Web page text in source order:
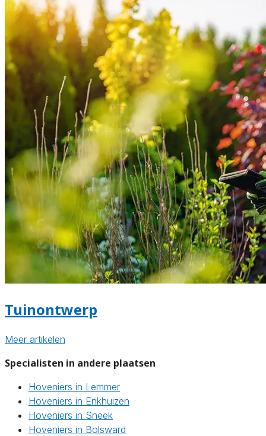
Tuinontwerp
Meer artikelen
Specialisten in andere plaatsen
Hoveniers in Lemmer
Hoveniers in Enkhuizen
Hoveniers in Sneek
Hoveniers in Bolsward